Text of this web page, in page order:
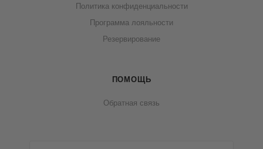
Политика конфиденциальности
Программа лояльности
Резервирование
ПОМОЩЬ
Обратная связь